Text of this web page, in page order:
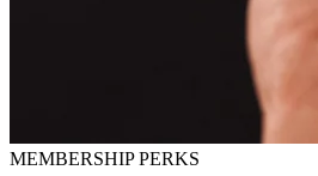
MEMBERSHIP PERKS